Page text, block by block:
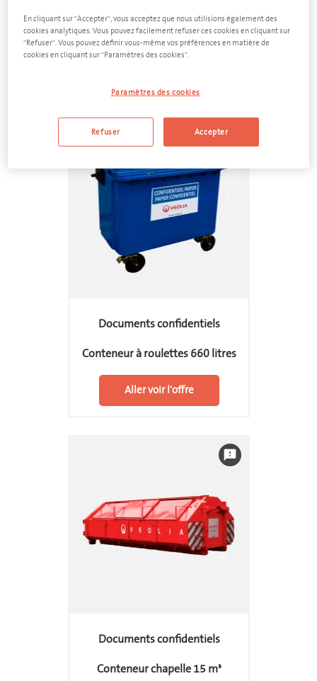
Conteneur à roulettes 140 litres
feedback
Documents confidentiels
Conteneur à roulettes 660 litres
Aller voir l'offre
feedback
Documents confidentiels
Conteneur chapelle 15 m³
En cliquant sur "Accepter", vous acceptez que nous utilisions également des
cookies analytiques. Vous pouvez facilement refuser ces cookies en cliquant sur
"Refuser". Vous pouvez définir vous-même vos préférences en matière de
cookies en cliquant sur "Paramètres des cookies".
Paramètres des cookies
Refuser Accepter